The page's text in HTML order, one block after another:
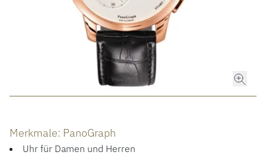
ROLEX CERTIFIED PRE-OWNED
ACCESSOIRES
Merkmale: PanoGraph
Uhr für Damen und Herren